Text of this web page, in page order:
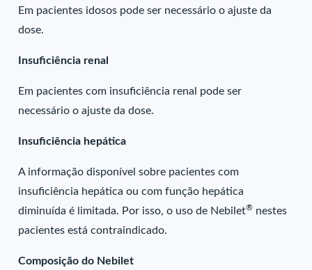
Em pacientes idosos pode ser necessário o ajuste da
dose.
Insuficiência renal
Em pacientes com insuficiência renal pode ser
necessário o ajuste da dose.
Insuficiência hepática
A informação disponível sobre pacientes com
insuficiência hepática ou com função hepática
diminuída é limitada. Por isso, o uso de Nebilet® nestes
pacientes está contraindicado.
Composição do Nebilet